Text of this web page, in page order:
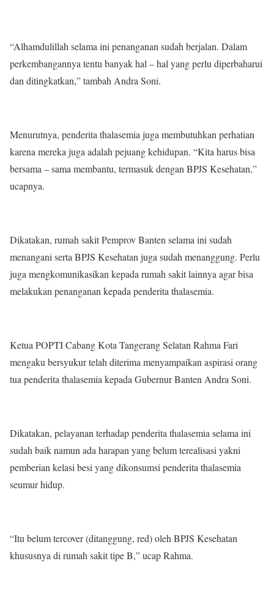
“Alhamdulillah selama ini penanganan sudah berjalan. Dalam
perkembangannya tentu banyak hal – hal yang perlu diperbaharui
dan ditingkatkan,” tambah Andra Soni.
Menurutnya, penderita thalasemia juga membutuhkan perhatian
karena mereka juga adalah pejuang kehidupan. “Kita harus bisa
bersama – sama membantu, termasuk dengan BPJS Kesehatan,”
ucapnya.
Dikatakan, rumah sakit Pemprov Banten selama ini sudah
menangani serta BPJS Kesehatan juga sudah menanggung. Perlu
juga mengkomunikasikan kepada rumah sakit lainnya agar bisa
melakukan penanganan kepada penderita thalasemia.
Ketua POPTI Cabang Kota Tangerang Selatan Rahma Fari
mengaku bersyukur telah diterima menyampaikan aspirasi orang
tua penderita thalasemia kepada Gubernur Banten Andra Soni.
Dikatakan, pelayanan terhadap penderita thalasemia selama ini
sudah baik namun ada harapan yang belum terealisasi yakni
pemberian kelasi besi yang dikonsumsi penderita thalasemia
seumur hidup.
“Itu belum tercover (ditanggung, red) oleh BPJS Kesehatan
khususnya di rumah sakit tipe B,” ucap Rahma.